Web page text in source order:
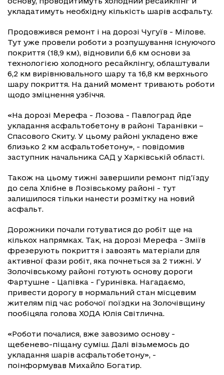
укладатимуть необхідну кількість шарів асфальту.
Продовжився ремонт і на дорозі Чугуїв - Мілове.
Тут уже провели роботи з розпушування існуючого
покриття (18,9 км), відновили 6,6 км основи за
технологією холодного ресайклінгу, облаштували
6,2 км вирівнювального шару та 16,8 км верхнього
шару покриття. На даний момент тривають роботи
щодо зміцнення узбіччя.
«На дорозі Мерефа - Лозова - Павлоград йде
укладання асфальтобетону в районі Таранівки –
Спасового Скиту. У цьому районі укладено вже
близько 2 км асфальтобетону», - повідомив
заступник начальника САД у Харківській області.
Також на цьому тижні завершили ремонт під'їзду
до села Хлібне в Лозівському районі - тут
залишилося тільки нанести розмітку на новий
асфальт.
Дорожники почали готуватися до робіт ще на
кількох напрямках. Так, на дорозі Мерефа - Зміїв
фрезерують покриття і завозять матеріали для
активної фази робіт, яка почнеться за 2 тижні. У
Золочівському районі готують основу дороги
Фартушне - Цапівка - Гуринівка. Нагадаємо,
привести дорогу в нормальний стан місцевим
жителям під час робочої поїздки на Золочівщину
пообіцяла голова ХОДА Юлія Світлична.
«Роботи почалися, вже завозимо основу -
щебенево-піщану суміш. Далі візьмемось до
укладання шарів асфальтобетону», -
поінформував Михайло Богатир.